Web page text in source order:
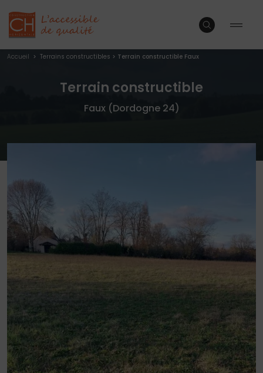
Accueil > Terrains constructibles > Terrain constructible Faux
Terrain constructible
Faux (Dordogne 24)